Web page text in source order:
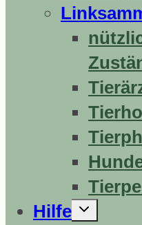
Hilfe
Untermenü
erweitern